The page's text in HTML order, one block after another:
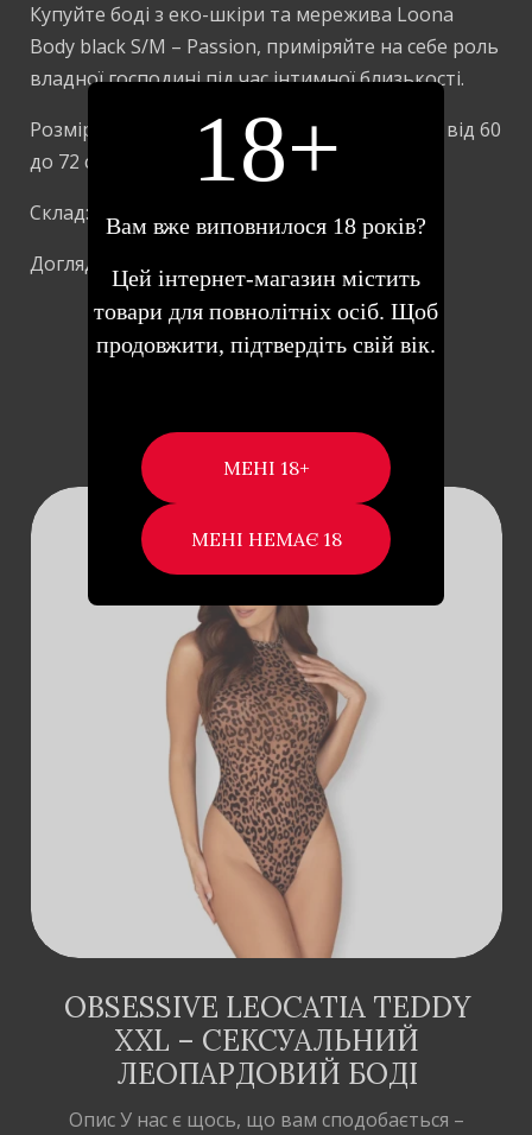
Купуйте боді з еко-шкіри та мережива Loona
Body black S/M – Passion, приміряйте на себе роль
владної господині під час інтимної близькості.
Розмір S/M: розмір чашки – A/C; обсяг талії – від 60
до 72 см; об’єм стегон – від 88 до 100 см
Склад: поліуретан – 60%; поліестер – 40%.
Догляд: ручне прання.
ДОДАТИ В
КОШИК
OBSESSIVE LEOCATIA TEDDY
XXL – СЕКСУАЛЬНИЙ
ЛЕОПАРДОВИЙ БОДІ
Опис У нас є щось, що вам сподобається –
18+
Вам вже виповнилося 18 років?
Цей інтернет-магазин містить
товари для повнолітніх осіб. Щоб
продовжити, підтвердіть свій вік.